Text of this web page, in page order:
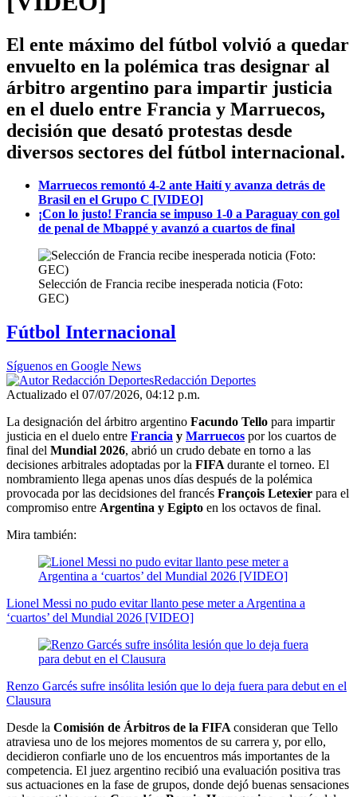
El ente máximo del fútbol volvió a quedar
envuelto en la polémica tras designar al
árbitro argentino para impartir justicia
en el duelo entre Francia y Marruecos,
decisión que desató protestas desde
diversos sectores del fútbol internacional.
Marruecos remontó 4-2 ante Haití y avanza detrás de
Brasil en el Grupo C [VIDEO]
¡Con lo justo! Francia se impuso 1-0 a Paraguay con gol
de penal de Mbappé y avanzó a cuartos de final
Selección de Francia recibe inesperada noticia (Foto:
GEC)
Fútbol Internacional
Síguenos en Google News
Redacción Deportes
Actualizado el 07/07/2026, 04:12 p.m.
La designación del árbitro argentino Facundo Tello para impartir
justicia en el duelo entre Francia y Marruecos por los cuartos de
final del Mundial 2026, abrió un crudo debate en torno a las
decisiones arbitrales adoptadas por la FIFA durante el torneo. El
nombramiento llega apenas unos días después de la polémica
provocada por las decidsiones del francés François Letexier para el
compromiso entre Argentina y Egipto en los octavos de final.
Mira también:
Lionel Messi no pudo evitar llanto pese meter a Argentina a
‘cuartos’ del Mundial 2026 [VIDEO]
Renzo Garcés sufre insólita lesión que lo deja fuera para debut en el
Clausura
Desde la Comisión de Árbitros de la FIFA consideran que Tello
atraviesa uno de los mejores momentos de su carrera y, por ello,
decidieron confiarle uno de los encuentros más importantes de la
competencia. El juez argentino recibió una evaluación positiva tras
sus actuaciones en la fase de grupos, donde dejó buenas sensaciones